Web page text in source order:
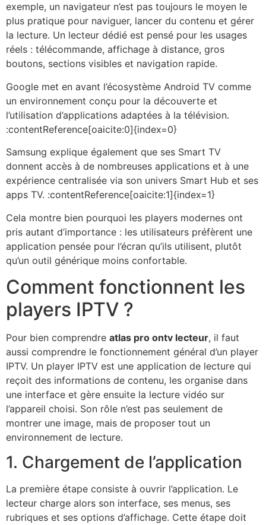
exemple, un navigateur n’est pas toujours le moyen le
plus pratique pour naviguer, lancer du contenu et gérer
la lecture. Un lecteur dédié est pensé pour les usages
réels : télécommande, affichage à distance, gros
boutons, sections visibles et navigation rapide.
Google met en avant l’écosystème Android TV comme
un environnement conçu pour la découverte et
l’utilisation d’applications adaptées à la télévision.
:contentReference[oaicite:0]{index=0}
Samsung explique également que ses Smart TV
donnent accès à de nombreuses applications et à une
expérience centralisée via son univers Smart Hub et ses
apps TV. :contentReference[oaicite:1]{index=1}
Cela montre bien pourquoi les players modernes ont
pris autant d’importance : les utilisateurs préfèrent une
application pensée pour l’écran qu’ils utilisent, plutôt
qu’un outil générique moins confortable.
Comment fonctionnent les
players IPTV ?
Pour bien comprendre atlas pro ontv lecteur, il faut
aussi comprendre le fonctionnement général d’un player
IPTV. Un player IPTV est une application de lecture qui
reçoit des informations de contenu, les organise dans
une interface et gère ensuite la lecture vidéo sur
l’appareil choisi. Son rôle n’est pas seulement de
montrer une image, mais de proposer tout un
environnement de lecture.
1. Chargement de l’application
La première étape consiste à ouvrir l’application. Le
lecteur charge alors son interface, ses menus, ses
rubriques et ses options d’affichage. Cette étape doit